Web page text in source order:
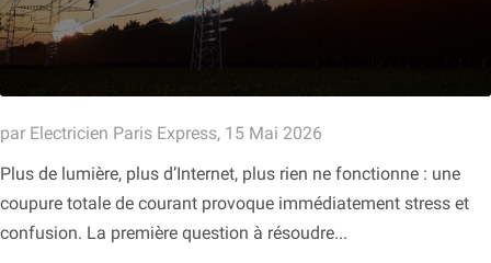
par Electricien Paris Express, 15 Mai 2026
Plus de lumière, plus d’Internet, plus rien ne fonctionne : une
coupure totale de courant provoque immédiatement stress et
confusion. La première question à résoudre...